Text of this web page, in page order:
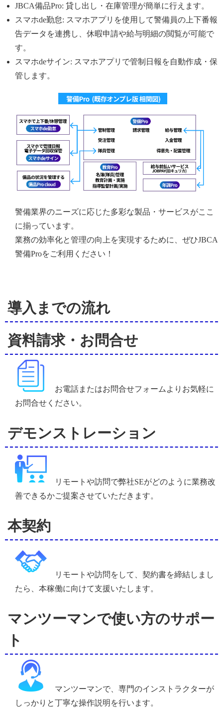
JBCA備品Pro: 貸し出し・在庫管理が簡単に行えます。
スマホde勤怠: スマホアプリを使用して警備員の上下番報
告データを連携し、休暇申請や給与明細の閲覧が可能で
す。
スマホdeサイン: スマホアプリで管制日報を自動作成・保
管します。
警備業界のニーズに応じた多彩な製品・サービスがここ
に揃っています。
業務の効率化と管理の向上を実現するために、ぜひJBCA
警備Proをご利用ください！
導入までの流れ
資料請求・お問合せ
お電話またはお問合せフォームよりお気軽に
お問合せください。
デモンストレーション
リモートや訪問で弊社SEがどのように業務改
善できるかご提案させていただきます。
本契約
リモートや訪問をして、契約書を締結しまし
たら、本稼働に向けて支援いたします。
マンツーマンで使い方のサポー
ト
マンツーマンで、専門のインストラクターが
しっかりと丁寧な操作説明を行います。